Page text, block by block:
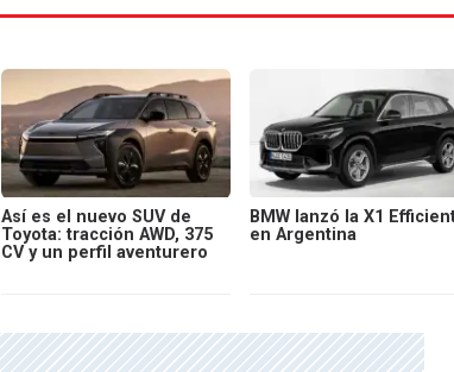
Así es el nuevo SUV de
Toyota: tracción AWD, 375
CV y un perfil aventurero
BMW lanzó la X1
en Argentina